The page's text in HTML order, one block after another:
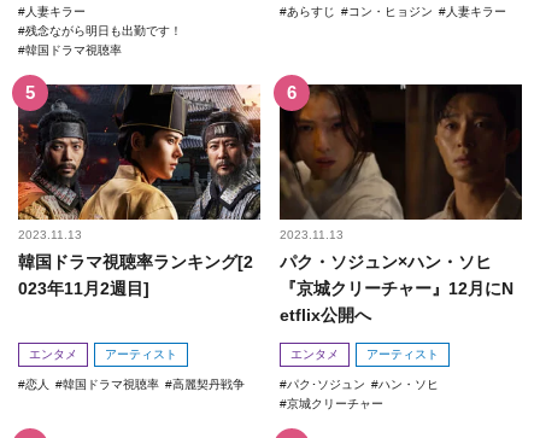
人妻キラー
残念ながら明日も出勤です！
韓国ドラマ視聴率
あらすじ コン・ヒョジン 人妻キラー
2023.11.13
韓国ドラマ視聴率ランキング[2
023年11月2週目]
エンタメ アーティスト
恋人 韓国ドラマ視聴率 高麗契丹戦争
2023.11.13
パク・ソジュン×ハン・ソヒ
『京城クリーチャー』12月にN
etflix公開へ
エンタメ アーティスト
パク･ソジュン
ハン・ソヒ
京城クリーチャー